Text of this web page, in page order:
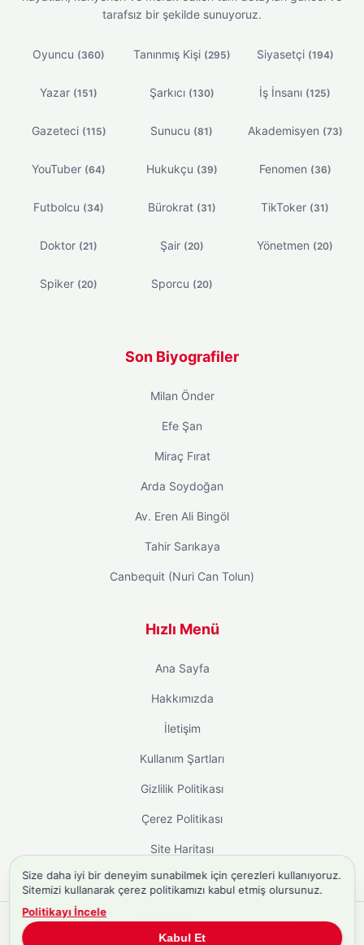
tarafsız bir şekilde sunuyoruz.
Oyuncu (360) Tanınmış Kişi (295) Siyasetçi (194)
Yazar (151) Şarkıcı (130) İş İnsanı (125)
Gazeteci (115) Sunucu (81) Akademisyen (73)
YouTuber (64) Hukukçu (39) Fenomen (36)
Futbolcu (34) Bürokrat (31) TikToker (31)
Doktor (21) Şair (20) Yönetmen (20)
Spiker (20) Sporcu (20)
Son Biyografiler
Milan Önder
Efe Şan
Miraç Fırat
Arda Soydoğan
Av. Eren Ali Bingöl
Tahir Sarıkaya
Canbequit (Nuri Can Tolun)
Hızlı Menü
Ana Sayfa
Hakkımızda
İletişim
Kullanım Şartları
Gizlilik Politikası
Çerez Politikası
Site Haritası
Biyografi.co
Size daha iyi bir deneyim sunabilmek için çerezleri kullanıyoruz.
Sitemizi kullanarak çerez politikamızı kabul etmiş olursunuz.
Politikayı İncele
Kabul Et